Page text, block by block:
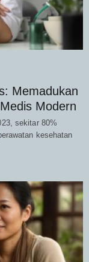
Memadukan
Modern
sekitar 80%
kesehatan